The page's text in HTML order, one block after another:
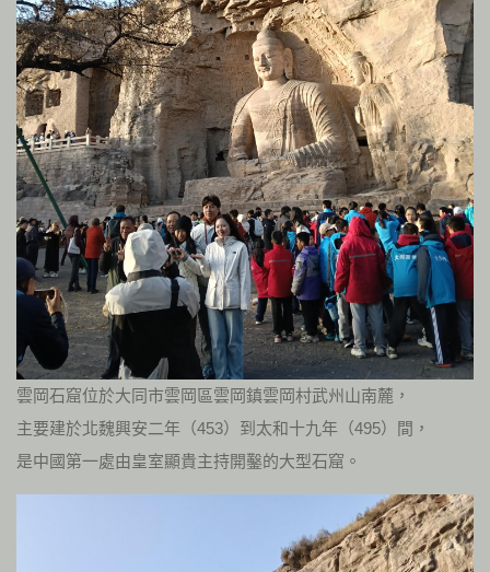
雲岡石窟位於大同市雲岡區雲岡鎮雲岡村武州山南麓，
主要建於北魏興安二年（453）到太和十九年（495）間，
是中國第一處由皇室顯貴主持開鑿的大型石窟。